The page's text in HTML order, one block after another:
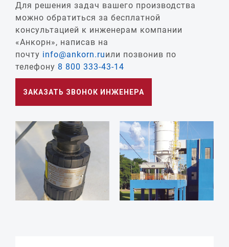
Для решения задач вашего производства
можно обратиться за бесплатной
консультацией к инженерам компании
«Анкорн», написав на
почту info@ankorn.ruили позвонив по
телефону 8 800 333-43-14
ЗАКАЗАТЬ ЗВОНОК ИНЖЕНЕРА